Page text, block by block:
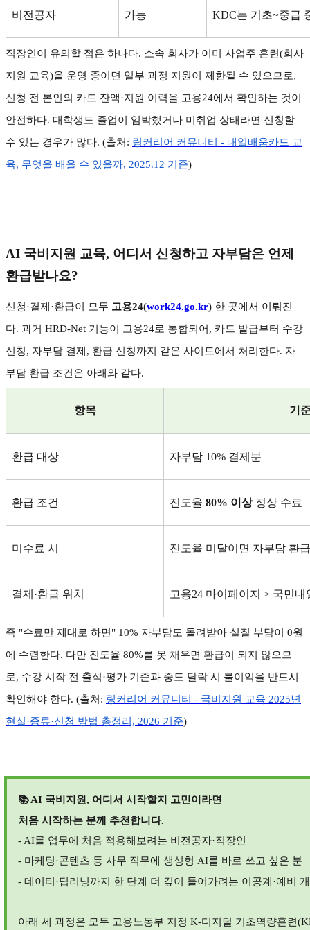
비전공자 가능 KDC는 기초~중급
직장인이 유의할 점은 하나다. 소속 회사가 이미 사업주 훈련(회사
지원 교육)을 운영 중이면 일부 과정 지원이 제한될 수 있으므로,
신청 전 본인의 카드 잔액·지원 이력을 고용24에서 확인하는 것이
안전하다. 대학생도 졸업이 임박했거나 미취업 상태라면 신청할
수 있는 경우가 많다. (출처 : 링커리어 커뮤니티 - 내일배움카드 교
육, 무엇을 배울 수 있을까, 2025.12 기준)
AI 국비지원 교육, 어디서 신청하고 자부담은 언제
환급받나요?
신청·결제 ·환급이 모두 고용24(work24.go.kr) 한 곳에서 이뤄진
다. 과거 HRD-Net 기능이 고용24로 통합되어 , 카드 발급부터 수강
신청, 자부담 결제 , 환급 신청까지 같은 사이트에서 처리한다. 자
부담 환급 조건은 아래와 같다.
항목 기
환급 대상 자부담 10% 결제분
환급 조건 진도율 80% 이상정상 수료
미수료 시 진도율 미달이면 자부담 환
결제 ·환급 위치 고용24 마이페이지 > 국민내
즉 "수료만 제대로 하면 " 10% 자부담도 돌려받아 실질 부담이 0원
에 수렴한다. 다만 진도율 80%를 못 채우면 환급이 되지 않으므
로, 수강 시작 전 출석·평가 기준과 중도 탈락 시 불이익을 반드시
확인해야 한다. (출처 : 링커리어 커뮤니티 - 국비지원 교육 2025년
현실·종류·신청 방법 총정리, 2026 기준)
📚 AI 국비지원, 어디서 시작할지 고민이라면
처음 시작하는 분께 추천합니다.
- AI를 업무에 처음 적용해보려는 비전공자·직장인
- 마케팅·콘텐츠 등 사무 직무에 생성형 AI를 바로 쓰고 싶은 분
- 데이터·딥러닝까지 한 단계 더 깊이 들어가려는 이공계·예비
아래 세 과정은 모두 고용노동부 지정 K-디지털 기초역량훈련